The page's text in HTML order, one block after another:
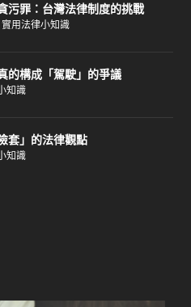
污罪：台灣法律制度的挑戰
實用法律小知識
的構成「駕駛」的爭議
知識
套」的法律觀點
知識